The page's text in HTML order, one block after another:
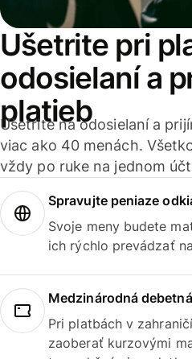
Ušetrite pri
odosielaní a
platieb
Ušetrite na odosielaní a
viac ako 40 menách.
vždy po ruke na jednom
Spravujte peniaze
Svoje meny budete
ich rýchlo prevádzať
Medzinárodná
Pri platbách v
zaoberať kurzovými